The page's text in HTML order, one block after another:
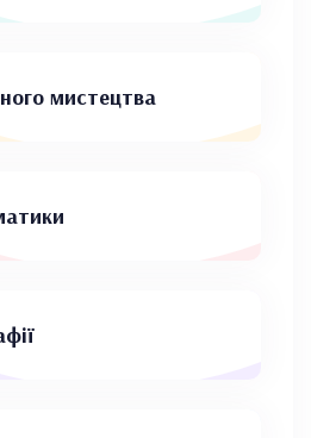
мистецтва